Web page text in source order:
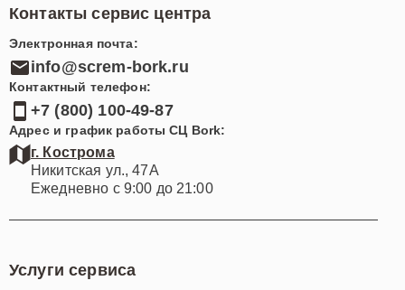
Контакты сервис центра
Электронная почта:
info@screm-bork.ru
Контактный телефон:
+7 (800) 100-49-87
Адрес и график работы СЦ Bork:
г. Кострома
Никитская ул., 47А
Ежедневно с 9:00 до 21:00
Услуги сервиса